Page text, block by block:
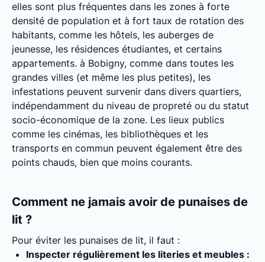
elles sont plus fréquentes dans les zones à forte
densité de population et à fort taux de rotation des
habitants, comme les hôtels, les auberges de
jeunesse, les résidences étudiantes, et certains
appartements. à Bobigny, comme dans toutes les
grandes villes (et même les plus petites), les
infestations peuvent survenir dans divers quartiers,
indépendamment du niveau de propreté ou du statut
socio-économique de la zone. Les lieux publics
comme les cinémas, les bibliothèques et les
transports en commun peuvent également être des
points chauds, bien que moins courants.
Comment ne jamais avoir de punaises de
lit ?
Pour éviter les punaises de lit, il faut :
Inspecter régulièrement les literies et meubles :